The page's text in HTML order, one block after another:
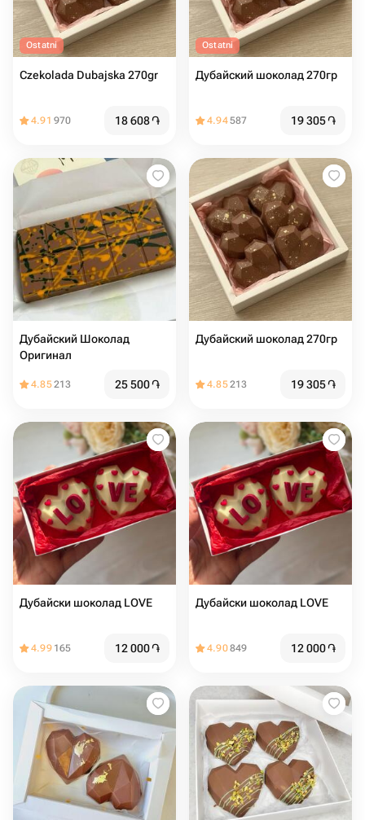
Ostatni
Czekolada Dubajska 270gr
4.91 970 18 608֏
Ostatni
Дубайский шоколад 270гр
4.94587 19 305֏
Дубайский Шоколад
Оригинал
4.85213 25 500֏
Дубайский шоколад 270гр
4.85213 19 305֏
Дубайски шоколад LOVE
4.99 165 12 000֏
Дубайски шоколад LOVE
4.90849 12 000֏